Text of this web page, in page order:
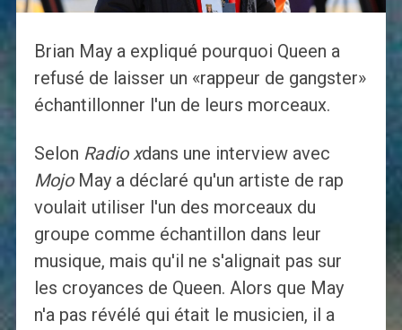
Brian May a expliqué pourquoi Queen a
refusé de laisser un «rappeur de gangster»
échantillonner l'un de leurs morceaux.
Selon Radio xdans une interview avec
Mojo May a déclaré qu'un artiste de rap
voulait utiliser l'un des morceaux du
groupe comme échantillon dans leur
musique, mais qu'il ne s'alignait pas sur
les croyances de Queen. Alors que May
n'a pas révélé qui était le musicien, il a